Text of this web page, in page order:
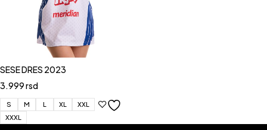
SESE DRES 2023
3.999rsd
S M L XL
XXL
XXXL